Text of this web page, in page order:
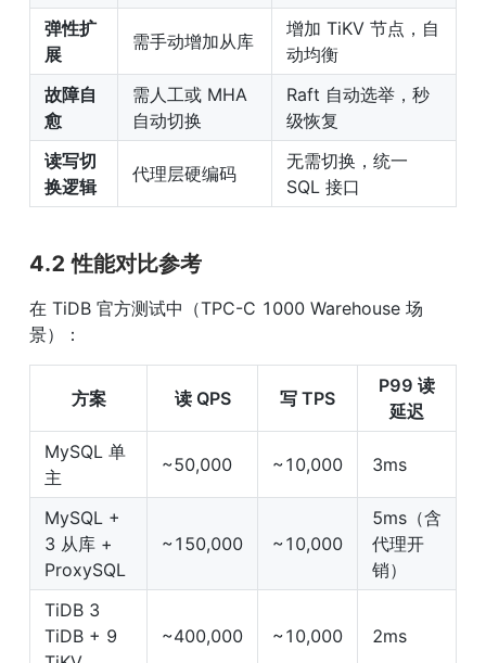
弹性扩
展
需手动增加从库
增加 TiKV 节点，自
动均衡
故障自
愈
需人工或 MHA
自动切换
Raft 自动选举，秒
级恢复
读写切
换逻辑
代理层硬编码
无需切换，统一
SQL 接口
4.2 性能对比参考
在 TiDB 官方测试中（TPC-C 1000 Warehouse 场
景）：
方案 读 QPS 写 TPS
P99 读
延迟
MySQL 单
主
~50,000 ~10,000 3ms
MySQL +
3 从库 +
ProxySQL
~150,000 ~10,000
5ms（含
代理开
销）
TiDB 3
TiDB + 9
~400,000 ~10,000 2ms